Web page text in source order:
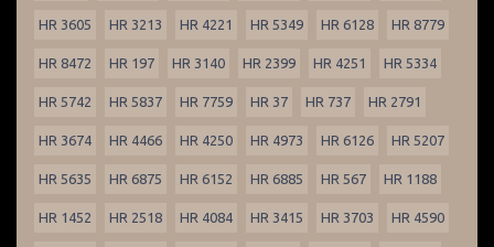
HR 3605 HR 3213 HR 4221 HR 5349 HR 6128 HR 8779
HR 8472 HR 197 HR 3140 HR 2399 HR 4251 HR 5334
HR 5742 HR 5837 HR 7759 HR 37 HR 737 HR 2791
HR 3674 HR 4466 HR 4250 HR 4973 HR 6126 HR 5207
HR 5635 HR 6875 HR 6152 HR 6885 HR 567 HR 1188
HR 1452 HR 2518 HR 4084 HR 3415 HR 3703 HR 4590